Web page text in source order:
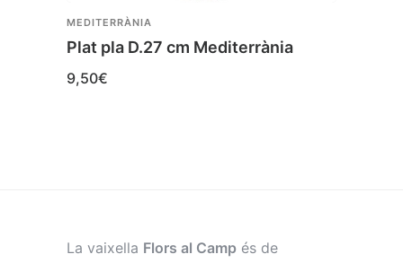
MEDITERRÀNIA
Plat pla D.27 cm Mediterrània
9,50€
La vaixella Flors al Camp és de